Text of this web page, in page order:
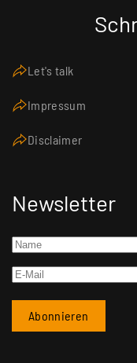
Let's talk
Impressum
Disclaimer
Newsletter